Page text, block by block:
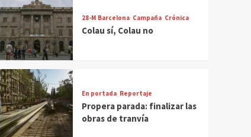
28-M Barcelona Campaña Crónica
Colau sí, Colau no
En portada Reportaje
Propera parada: finalizar las
obras de tranvía